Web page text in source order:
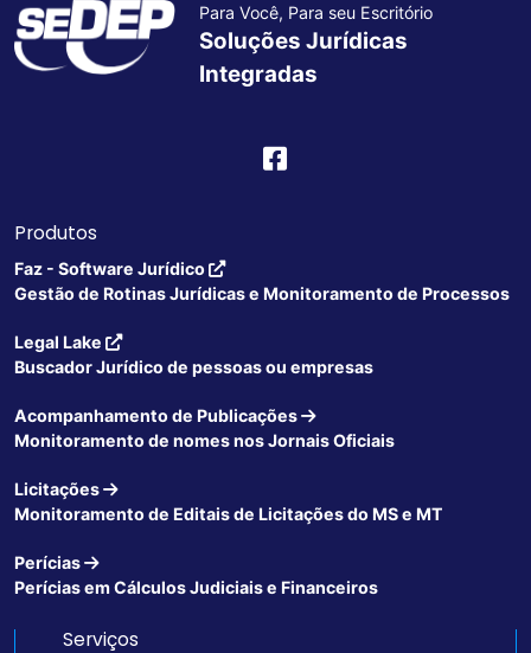
Para Você, Para seu Escritório
Soluções Jurídicas
Integradas
Produtos
Faz - Software Jurídico
Gestão de Rotinas Jurídicas e Monitoramento de Processos
Legal Lake
Buscador Jurídico de pessoas ou empresas
Acompanhamento de Publicações
Monitoramento de nomes nos Jornais Oficiais
Licitações
Monitoramento de Editais de Licitações do MS e MT
Perícias
Perícias em Cálculos Judiciais e Financeiros
Serviços